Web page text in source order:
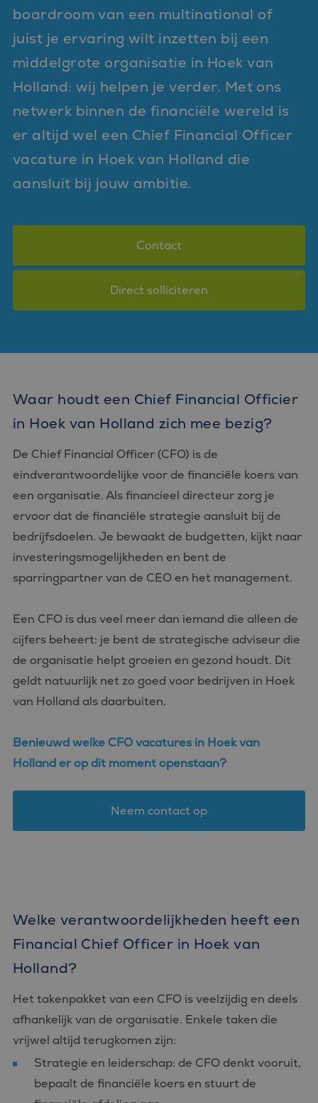
boardroom van een multinational of
juist je ervaring wilt inzetten bij een
middelgrote organisatie in Hoek van
Holland: wij helpen je verder. Met ons
netwerk binnen de financiële wereld is
er altijd wel een Chief Financial Officer
vacature in Hoek van Holland die
aansluit bij jouw ambitie.
Contact
Direct solliciteren
Waar houdt een Chief Financial Officier
in Hoek van Holland zich mee bezig?
De Chief Financial Officer (CFO) is de
eindverantwoordelijke voor de financiële koers van
een organisatie. Als financieel directeur zorg je
ervoor dat de financiële strategie aansluit bij de
bedrijfsdoelen. Je bewaakt de budgetten, kijkt naar
investeringsmogelijkheden en bent de
sparringpartner van de CEO en het management.
Een CFO is dus veel meer dan iemand die alleen de
cijfers beheert: je bent de strategische adviseur die
de organisatie helpt groeien en gezond houdt. Dit
geldt natuurlijk net zo goed voor bedrijven in Hoek
van Holland als daarbuiten.
Benieuwd welke CFO vacatures in Hoek van
Holland er op dit moment openstaan?
Neem contact op
Welke verantwoordelijkheden heeft een
Financial Chief Officer in Hoek van
Holland?
Het takenpakket van een CFO is veelzijdig en deels
afhankelijk van de organisatie. Enkele taken die
vrijwel altijd terugkomen zijn:
Strategie en leiderschap: de CFO denkt vooruit,
bepaalt de financiële koers en stuurt de